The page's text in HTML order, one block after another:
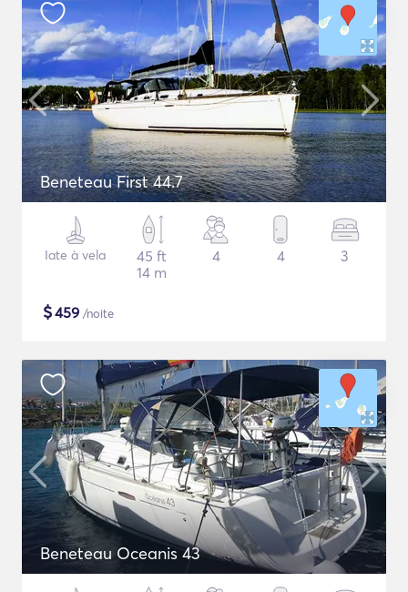
Beneteau First 44.7
Iate à vela
45 ft
14 m
4 4 3
$459 /noite
Beneteau Oceanis 43